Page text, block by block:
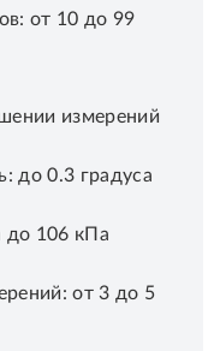
от 10 до 99
измерений
до 0.3 градуса
до 106 кПа
от 3 до 5